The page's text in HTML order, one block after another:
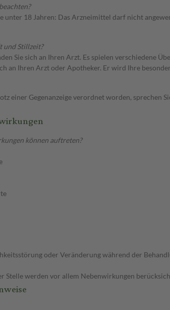
unter 18 Jahren: Das Arzneimittel darf nicht
und Stillzeit?
Sie sich an Ihren Arzt. Es spielen verschiedene
an Ihren Arzt oder Apotheker. Er wird Ihre
einer Gegenanzeige verordnet worden, sprechen
können auftreten?
oder Veränderung während der
Stelle werden vor allem Nebenwirkungen